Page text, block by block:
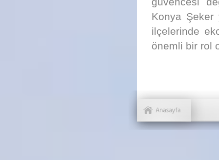
Konya Şeker
ilçelerinde
önemli bir rol